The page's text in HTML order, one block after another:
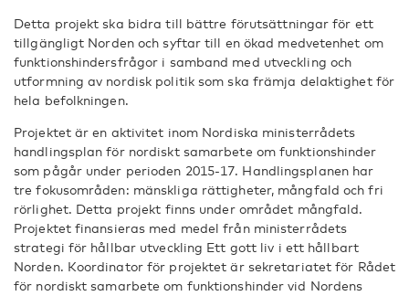
Detta projekt ska bidra till bättre förutsättningar för ett
tillgängligt Norden och syftar till en ökad medvetenhet om
funktionshindersfrågor i samband med utveckling och
utformning av nordisk politik som ska främja delaktighet för
hela befolkningen.
Projektet är en aktivitet inom Nordiska ministerrådets
handlingsplan för nordiskt samarbete om funktionshinder
som pågår under perioden 2015-17. Handlingsplanen har
tre fokusområden: mänskliga rättigheter, mångfald och fri
rörlighet. Detta projekt finns under området mångfald.
Projektet finansieras med medel från ministerrådets
strategi för hållbar utveckling Ett gott liv i ett hållbart
Norden. Koordinator för projektet är sekretariatet för Rådet
för nordiskt samarbete om funktionshinder vid Nordens